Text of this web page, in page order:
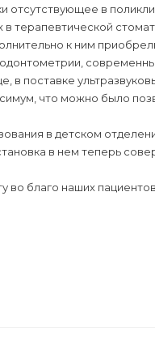
в
терапевтической
к ним
в поставке
что можно было
в детском
в нем теперь
благо наших